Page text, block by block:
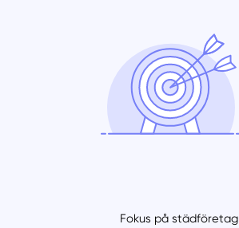
Fokus på städföretag